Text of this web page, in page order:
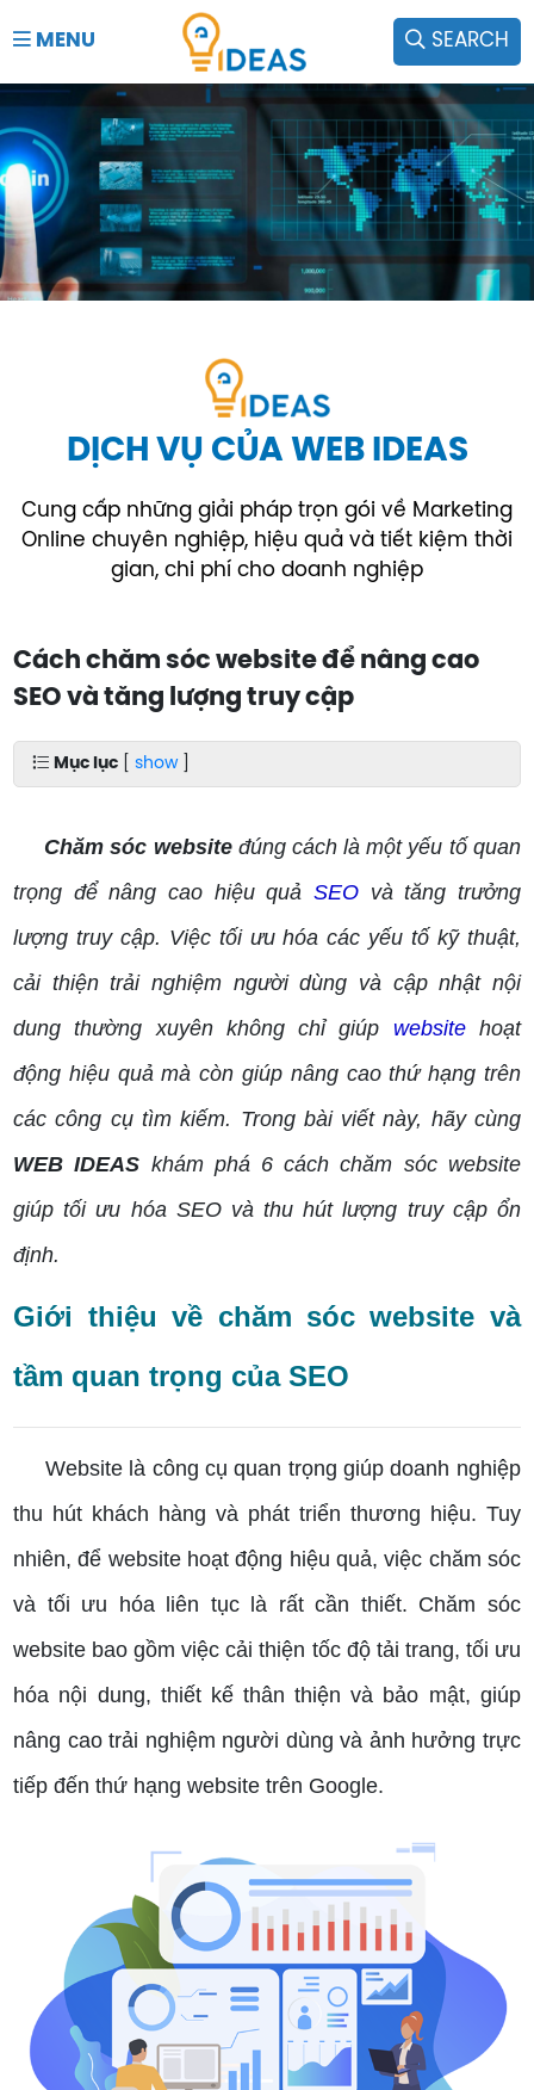
MENU SEARCH
DỊCH VỤ CỦA WEB IDEAS
Cung cấp những giải pháp trọn gói về Marketing
Online chuyên nghiệp, hiệu quả và tiết kiệm thời
gian, chi phí cho doanh nghiệp
Cách chăm sóc website để nâng cao
SEO và tăng lượng truy cập
Mục lục [show]
Chăm sóc websiteđúng cách là một yếu tố quan
trọng để nâng cao hiệu quả SEOvà tăng trưởng
lượng truy cập. Việc tối ưu hóa các yếu tố kỹ thuật,
cải thiện trải nghiệm người dùng và cập nhật nội
dung thường xuyên không chỉ giúp websitehoạt
động hiệu quả mà còn giúp nâng cao thứ hạng trên
các công cụ tìm kiếm. Trong bài viết này, hãy cùng
WEB IDEAS khám phá 6 cách chăm sóc website
giúp tối ưu hóa SEO và thu hút lượng truy cập ổn
định.
Giới thiệu về chăm sóc website và
tầm quan trọng của SEO
Website là công cụ quan trọng giúp doanh nghiệp
thu hút khách hàng và phát triển thương hiệu. Tuy
nhiên, để website hoạt động hiệu quả, việc chăm sóc
và tối ưu hóa liên tục là rất cần thiết. Chăm sóc
website bao gồm việc cải thiện tốc độ tải trang, tối ưu
hóa nội dung, thiết kế thân thiện và bảo mật, giúp
nâng cao trải nghiệm người dùng và ảnh hưởng trực
tiếp đến thứ hạng website trên Google.